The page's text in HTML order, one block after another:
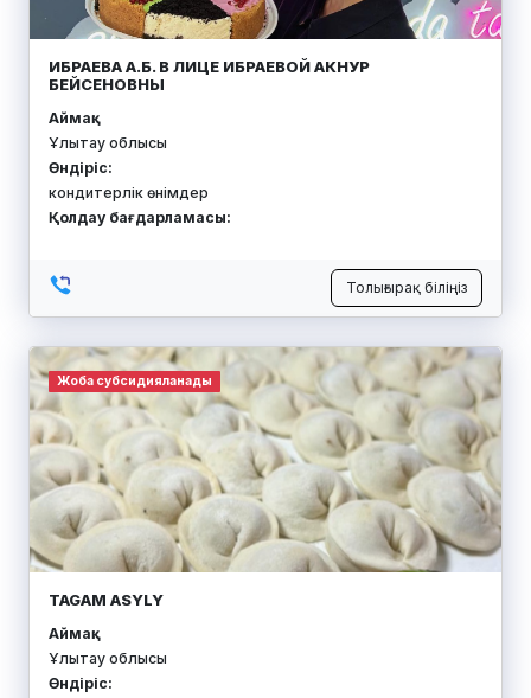
ИБРАЕВА А.Б. В ЛИЦЕ ИБРАЕВОЙ АКНУР
БЕЙСЕНОВНЫ
Аймақ:
Ұлытау облысы
Өндіріс:
кондитерлік өнімдер
Қолдау бағдарламасы:
Толығырақ біліңіз
Жоба субсидияланады
TAGAM ASYLY
Аймақ:
Ұлытау облысы
Өндіріс: